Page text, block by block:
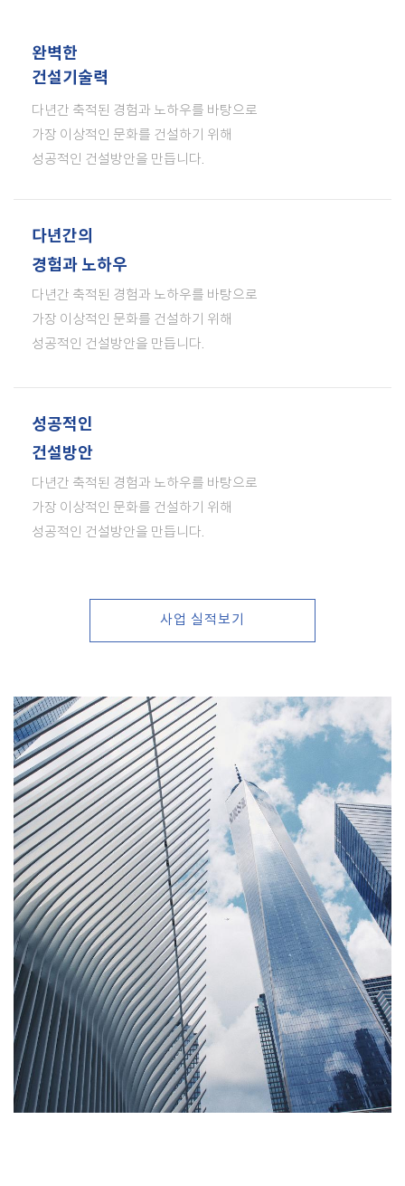
완벽한
건설기술력
다년간 축적된 경험과 노하우를 바탕으로
가장 이상적인 문화를 건설하기 위해
성공적인 건설방안을 만듭니다.
다년간의
경험과 노하우
다년간 축적된 경험과 노하우를 바탕으로
가장 이상적인 문화를 건설하기 위해
성공적인 건설방안을 만듭니다.
성공적인
건설방안
다년간 축적된 경험과 노하우를 바탕으로
가장 이상적인 문화를 건설하기 위해
성공적인 건설방안을 만듭니다.
사업 실적보기